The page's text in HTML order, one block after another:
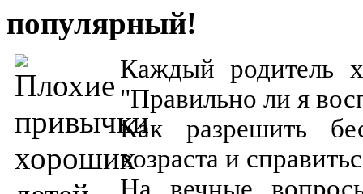
популярный!
Каждый родитель
"Правильно ли я
Как разрешить
возраста и
На вечные